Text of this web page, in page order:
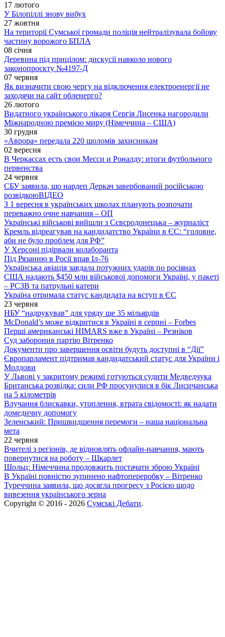
17 лютого
У Білопіллі знову вибух
27 жовтня
На території Сумської громади поліція нейтралізувала бойову
частину ворожого БПЛА
08 січня
Деревина під прицілом: дискусії навколо нового
законопроєкту №4197-Д
07 червня
Як визначити свою чергу на відключення електроенергії не
заходячи на сайт обленерго?
26 лютого
Видатного українського лікаря Сергія Лисенка нагородили
Міжнародною премією миру (Німеччина – США)
30 грудня
«Аврора» передала 220 шоломів захисникам
02 вересня
В Черкассах есть свои Месси и Роналду: итоги футбольного
первенства
24 червня
СБУ заявила, що нардеп Деркач завербований російською
розвідкоюВІДЕО
З 1 вересня в українських школах планують розпочати
переважно очне навчання – ОП
Українські військові вийшли з Сєвєродонецька – журналіст
Кремль відреагував на кандидатство України в ЄС: “головне,
аби не було проблем для РФ”
У Херсоні підірвали колаборанта
Під Рязанню в Росії впав Іл-76
Українська авіація завдала потужних ударів по росіянах
США надають $450 млн військової допомоги Україні, у пакеті
– РСЗВ та патрульні катери
Україна отримала статус кандидата на вступ в ЄС
23 червня
НБУ “надрукував” для уряду ще 35 мільярдів
McDonald’s може відкритися в Україні в серпні – Forbes
Перші американські HIMARS вже в Україні – Резніков
Суд заборонив партію Вітренко
Документи про завершення освіти будуть доступні в “Дії”
Європарламент підтримав кандидатський статус для України і
Молдови
У Львові у закритому режимі готуються судити Медведчука
Британська розвідка: сили РФ просунулися в бік Лисичанська
на 5 кілометрів
Влучання блискавки, утоплення, втрата свідомості: як надати
домедичну допомогу
Зеленський: Пришвидшення перемоги – наша національна
мета
22 червня
Вчителі з регіонів, де відновлять офлайн-навчання, мають
повернутися на роботу – Шкарлет
Шольц: Німеччина продовжить постачати зброю Україні
В Україні повністю зупинено нафтопереробку – Вітренко
Туреччина заявила, що досягла прогресу з Росією щодо
вивезення українського зерна
Copyright © 2016 - 2026 Сумські Дебати.